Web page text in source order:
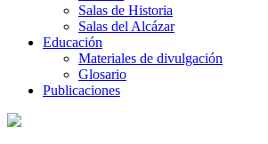
Salas de Historia
Salas del Alcázar
Educación
Materiales de divulgación
Glosario
Publicaciones